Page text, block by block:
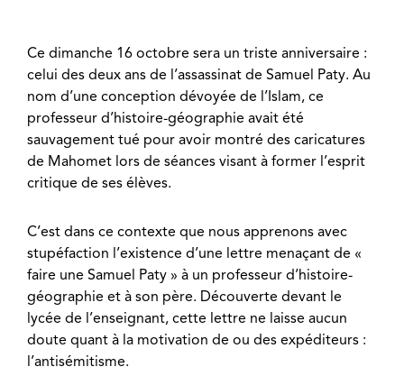
Ce dimanche 16 octobre sera un triste anniversaire :
celui des deux ans de l’assassinat de Samuel Paty. Au
nom d’une conception dévoyée de l’Islam, ce
professeur d’histoire-géographie avait été
sauvagement tué pour avoir montré des caricatures
de Mahomet lors de séances visant à former l’esprit
critique de ses élèves.
C’est dans ce contexte que nous apprenons avec
stupéfaction l’existence d’une lettre menaçant de «
faire une Samuel Paty » à un professeur d’histoire-
géographie et à son père. Découverte devant le
lycée de l’enseignant, cette lettre ne laisse aucun
doute quant à la motivation de ou des expéditeurs :
l’antisémitisme.